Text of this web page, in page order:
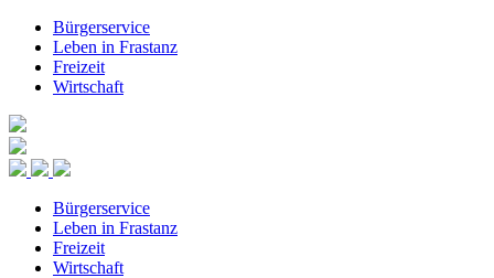
Bürgerservice
Leben in Frastanz
Freizeit
Wirtschaft
Bürgerservice
Leben in Frastanz
Freizeit
Wirtschaft